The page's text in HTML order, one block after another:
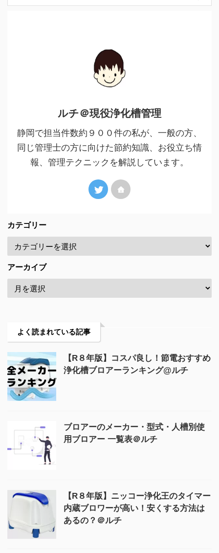
ルチ＠現役浄化槽管理
静岡で担当件数約９００件の私が、一般の方、
同じ管理士の方に向けた節約知識、お役立ち情
報、管理テクニックを解説しています。
カテゴリー
アーカイブ
よく読まれている記事
【R８年版】コスパ良し！節電おすすめ
浄化槽ブロアーランキング@ルチ
ブロアーのメーカー・型式・人槽別使
用ブロアー 一覧表＠ルチ
【R８年版】ニッコー浄化王のタイマー
内蔵ブロワーが高い！安くする方法は
あるの？＠ルチ